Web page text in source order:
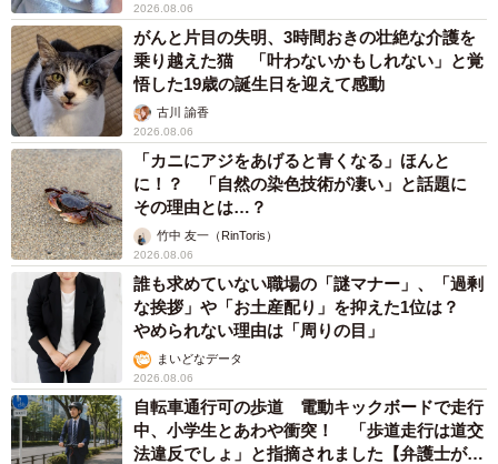
2026.08.06
がんと片目の失明、3時間おきの壮絶な介護を
乗り越えた猫 「叶わないかもしれない」と覚
悟した19歳の誕生日を迎えて感動
古川 諭香
2026.08.06
「カニにアジをあげると青くなる」ほんと
に！？ 「自然の染色技術が凄い」と話題に
その理由とは…？
竹中 友一（RinToris）
2026.08.06
誰も求めていない職場の「謎マナー」、「過剰
な挨拶」や「お土産配り」を抑えた1位は？
やめられない理由は「周りの目」
まいどなデータ
2026.08.06
自転車通行可の歩道 電動キックボードで走行
中、小学生とあわや衝突！ 「歩道走行は道交
法違反でしょ」と指摘されました【弁護士が解